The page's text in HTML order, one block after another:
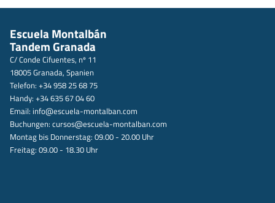
Escuela Montalbán
Tandem Granada
C/ Conde Cifuentes, nº 11
18005 Granada, Spanien
Telefon: +34 958 25 68 75
Handy: +34 635 67 04 60
Email: info@escuela-montalban.com
Buchungen: cursos@escuela-montalban.com
Montag bis Donnerstag: 09.00 - 20.00 Uhr
Freitag: 09.00 - 18.30 Uhr